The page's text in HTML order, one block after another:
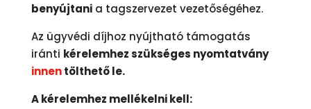
benyújtania tagszervezet vezetőségéhez.
Az ügyvédi díjhoz nyújtható támogatás
iránti kérelemhez szükséges nyomtatvány
innentölthető le.
A kérelemhez mellékelni kell: